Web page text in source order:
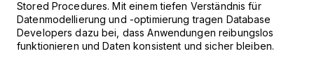
Stored Procedures. Mit einem tiefen Verständnis für
Datenmodellierung und -optimierung tragen Database
Developers dazu bei, dass Anwendungen reibungslos
funktionieren und Daten konsistent und sicher bleiben.